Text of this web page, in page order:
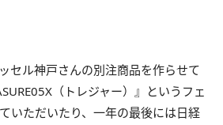
セル神戸さんの別注商品を作らせて
（トレジャー）』というフェ
いただいたり、一年の最後には日経